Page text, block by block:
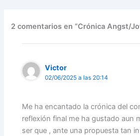
2 comentarios en “Crónica Angst/
Victor
02/06/2025 a las 20:14
Me ha encantado la crónica del
reflexión final me ha gustado aun
ser que , ante una propuesta tan